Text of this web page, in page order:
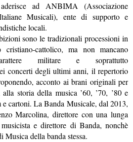
ad ANBIMA (Associazione
Musicali), ente di supporto e
locali.
sono le tradizionali processioni in
cristiano-cattolico, ma non mancano
militare e soprattutto
concerti degli ultimi anni, il repertorio
acconto ai brani originali per
storia della musica ’60, ’70, ’80 e
cartoni. La Banda Musicale, dal 2013,
Marcolina, direttore con una lunga
e direttore di Banda, nonchè
della banda stessa.